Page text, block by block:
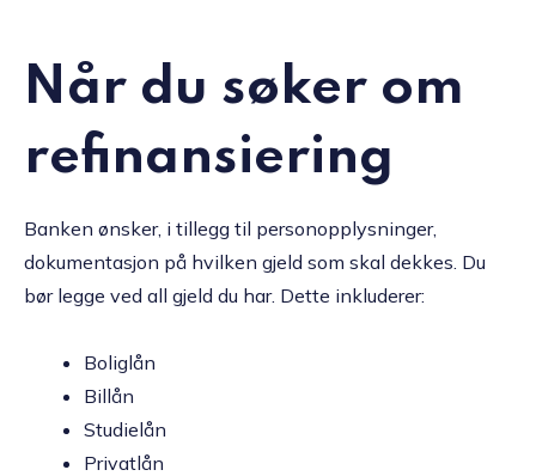
Når du søker om
refinansiering
Banken ønsker, i tillegg til personopplysninger,
dokumentasjon på hvilken gjeld som skal dekkes. Du
bør legge ved all gjeld du har. Dette inkluderer:
Boliglån
Billån
Studielån
Privatlån